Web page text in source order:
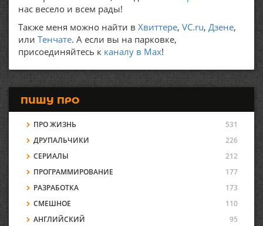
нас весело и всем рады!
Также меня можно найти в Хвиттере, VC.ru, Дзене,
или Тенчате. А если вы на парковке,
присоединяйтесь к каналу в Max!
ПИШУ ПРО
ПРО ЖИЗНЬ
531
ДРУПАЛЬЧИКИ
226
СЕРИАЛЫ
212
ПРОГРАММИРОВАНИЕ
177
РАЗРАБОТКА
173
СМЕШНОЕ
110
АНГЛИЙСКИЙ
95